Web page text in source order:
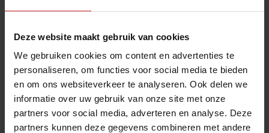
Deze website maakt gebruik van cookies
We gebruiken cookies om content en advertenties te
personaliseren, om functies voor social media te bieden
en om ons websiteverkeer te analyseren. Ook delen we
informatie over uw gebruik van onze site met onze
partners voor social media, adverteren en analyse. Deze
partners kunnen deze gegevens combineren met andere
Al een paar jaar doen augurken het goed op sociale
media. TikTokkers maken allerlei nieuwe recepten,
zoals cocktails met augurken, sandwiches waarbij het
broodje wordt vervangen door een zure bom, of
gefrituurde cornichons met kaas. Ook
augurkenfanpagina’s doen het goed online.